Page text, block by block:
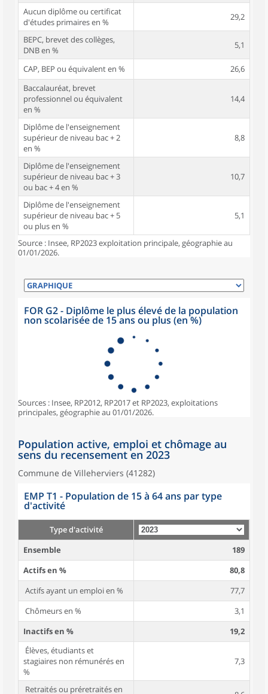
Aucun diplôme ou certificat
d'études primaires en %
29,2
BEPC, brevet des collèges,
DNB en %
5,1
CAP, BEP ou équivalent en %
26,6
Baccalauréat, brevet
professionnel ou équivalent
en %
14,4
Diplôme de l'enseignement
supérieur de niveau bac + 2
en %
8,8
Diplôme de l'enseignement
supérieur de niveau bac + 3
ou bac + 4 en %
10,7
Diplôme de l'enseignement
supérieur de niveau bac + 5
ou plus en %
5,1
Source : Insee, RP2023 exploitation principale, géographie au
01/01/2026.
FOR G2 - Diplôme le plus élevé de la population
non scolarisée de 15 ans ou plus (en %)
Sources : Insee, RP2012, RP2017 et RP2023, exploitations
principales, géographie au 01/01/2026.
Population active, emploi et chômage au
sens du recensement en 2023
Commune de Villeherviers (41282)
EMP T1 - Population de 15 à 64 ans par type
d'activité
Type d'activité
Ensemble
189
Actifs en %
80,8
Actifs ayant un emploi en %
77,7
Chômeurs en %
3,1
Inactifs en %
19,2
Élèves, étudiants et
stagiaires non rémunérés en
%
7,3
Retraités ou préretraités en